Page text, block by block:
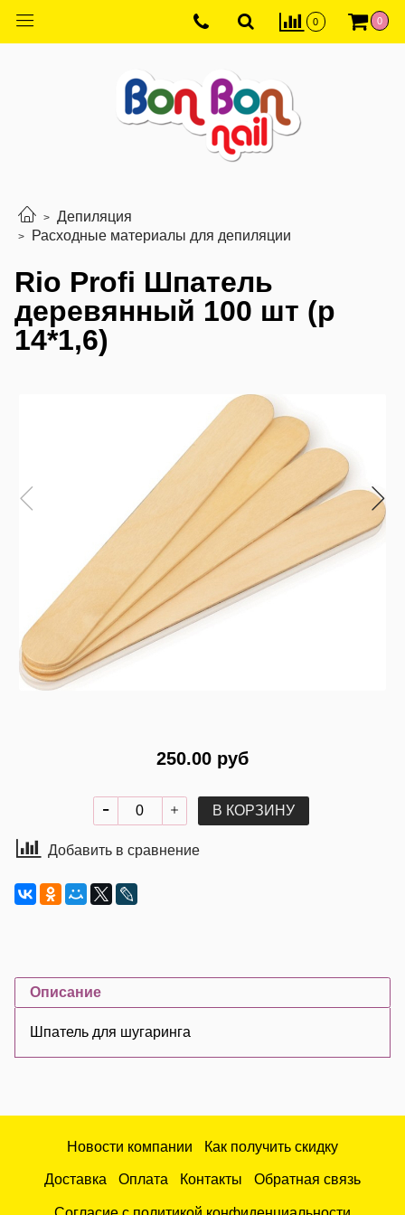
0 0
Депиляция
Расходные материалы для депиляции
Rio Profi Шпатель
деревянный 100 шт (р
14*1,6)
250.00 руб
В КОРЗИНУ
Добавить в сравнение
Описание
Шпатель для шугаринга
Новости компании Как получить скидку
Доставка Оплата Контакты Обратная связь